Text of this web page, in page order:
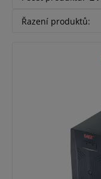
Řazení produktů: